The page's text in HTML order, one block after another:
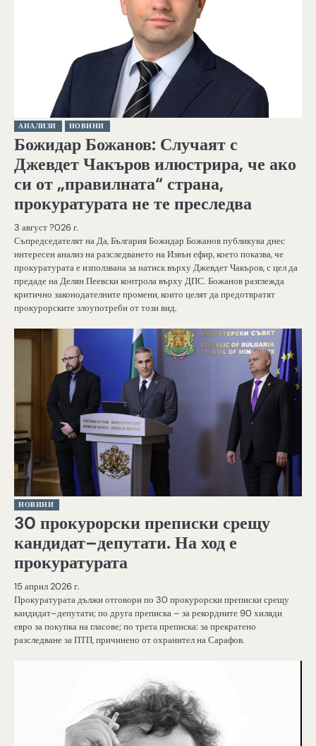
АНАЛИЗИ НОВИНИ
Божидар Божанов: Случаят с
Джевдет Чакъров илюстрира, че ако
си от „правилната“ страна,
прокуратурата не те преследва
3 август ?026 г.
Съпредседателят на Да, България Божидар Божанов публикува днес
интересен анализ на разследването на Извън ефир, което показва, че
прокуратурата е използвана за натиск върху Джевдет Чакъров, с цел да
предаде на Делян Пеевски контрола върху ДПС. Божанов разглежда
критично законодателните промени, които целят да предотвратят
прокурорските злоупотреби от този вид.
НОВИНИ
30 прокурорски преписки срещу
кандидат–депутати. На ход е
прокуратурата
15 април 2026 г.
Прокуратурата дължи отговори по 30 прокурорски преписки срещу
кандидат–депутати; по друга преписка – за рекордните 90 хиляди
евро за покупка на гласове; по трета преписка: за прекратено
разследване за ПТП, причинено от охранител на Сарафов.